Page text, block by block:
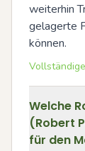
weiterhin
gelagerte
können.
Welche
(Robert
für den